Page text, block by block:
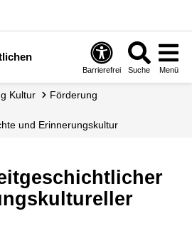
Barrierefrei Suche Menü
Kultur
Förderung
und Erinnerungs­kultur